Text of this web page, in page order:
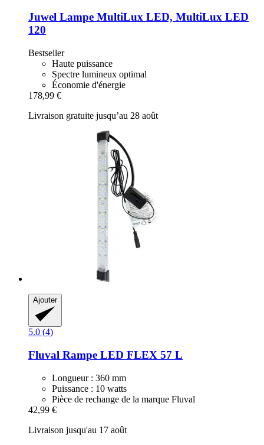
Juwel Lampe MultiLux LED, MultiLux LED
120
Bestseller
Haute puissance
Spectre lumineux optimal
Économie d'énergie
178,99 €
Livraison gratuite jusqu’au 28 août
Ajouter
5.0 (4)
Fluval Rampe LED FLEX 57 L
Longueur : 360 mm
Puissance : 10 watts
Pièce de rechange de la marque Fluval
42,99 €
Livraison jusqu'au 17 août